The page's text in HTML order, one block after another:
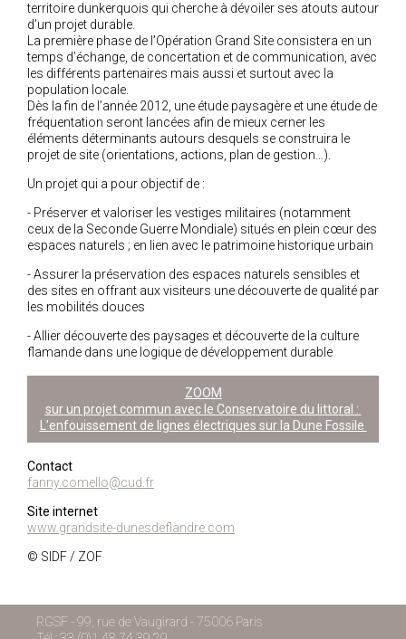
territoire dunkerquois qui cherche à dévoiler ses atouts autour
d’un projet durable.
La première phase de l’Opération Grand Site consistera en un
temps d’échange, de concertation et de communication, avec
les différents partenaires mais aussi et surtout avec la
population locale.
Dès la fin de l’année 2012, une étude paysagère et une étude de
fréquentation seront lancées afin de mieux cerner les
éléments déterminants autours desquels se construira le
projet de site (orientations, actions, plan de gestion…).
Un projet qui a pour objectif de :
- Préserver et valoriser les vestiges militaires (notamment
ceux de la Seconde Guerre Mondiale) situés en plein cœur des
espaces naturels ; en lien avec le patrimoine historique urbain
- Assurer la préservation des espaces naturels sensibles et
des sites en offrant aux visiteurs une découverte de qualité par
les mobilités douces
- Allier découverte des paysages et découverte de la culture
flamande dans une logique de développement durable
ZOOM
sur un projet commun avec le Conservatoire du littoral :
L’enfouissement de lignes électriques sur la Dune Fossile
Contact
fanny.comello@cud.fr
Site internet
www.grandsite-dunesdeflandre.com
© SIDF / ZOF
RGSF - 99, rue de Vaugirard - 75006 Paris